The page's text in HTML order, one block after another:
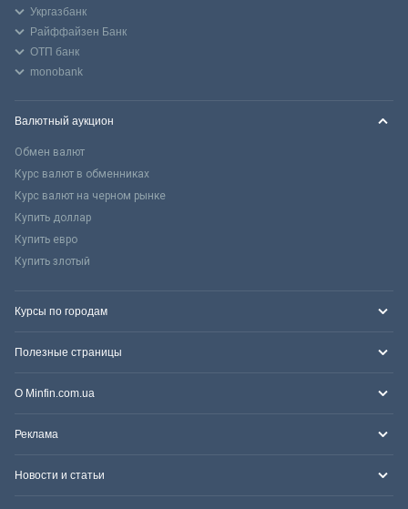
Укргазбанк
Райффайзен Банк
ОТП банк
monobank
Валютный аукцион
Обмен валют
Курс валют в обменниках
Курс валют на черном рынке
Купить доллар
Купить евро
Купить злотый
Курсы по городам
Полезные страницы
О Minfin.com.ua
Реклама
Новости и статьи